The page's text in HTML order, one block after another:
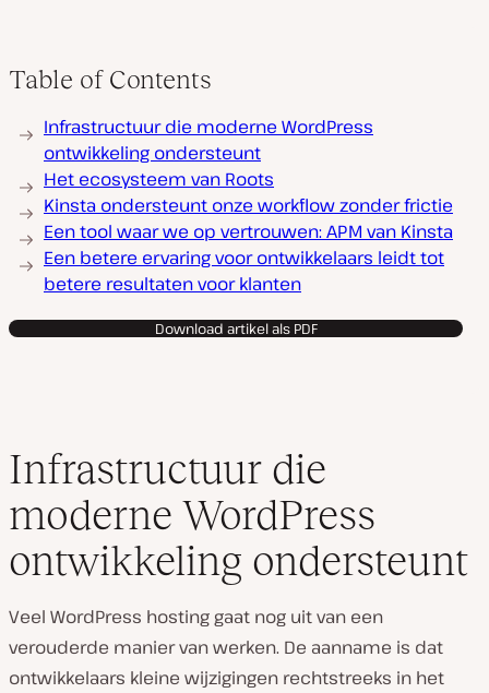
Table of Contents
Infrastructuur die moderne WordPress
ontwikkeling ondersteunt
Het ecosysteem van Roots
Kinsta ondersteunt onze workflow zonder frictie
Een tool waar we op vertrouwen: APM van Kinsta
Een betere ervaring voor ontwikkelaars leidt tot
betere resultaten voor klanten
Download artikel als PDF
Infrastructuur die
moderne WordPress
ontwikkeling ondersteunt
Veel WordPress hosting gaat nog uit van een
verouderde manier van werken. De aanname is dat
ontwikkelaars kleine wijzigingen rechtstreeks in het